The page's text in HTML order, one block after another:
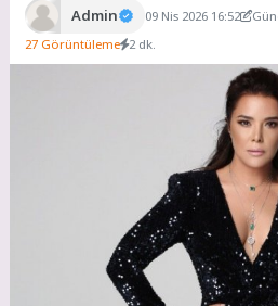
Admin 09 Nis 2026 16:52
27 Görüntüleme 2 dk.